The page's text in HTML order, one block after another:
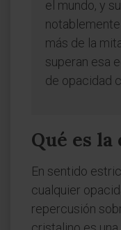
el mundo, y
más de la
superan esa
de opacidad
Qué es
En sentido
cualquier
repercusión